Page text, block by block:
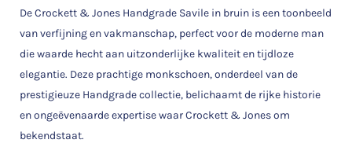
De Crockett & Jones Handgrade Savile in bruin is een toonbeeld
van verfijning en vakmanschap, perfect voor de moderne man
die waarde hecht aan uitzonderlijke kwaliteit en tijdloze
elegantie. Deze prachtige monkschoen, onderdeel van de
prestigieuze Handgrade collectie, belichaamt de rijke historie
en ongeëvenaarde expertise waar Crockett & Jones om
bekendstaat.